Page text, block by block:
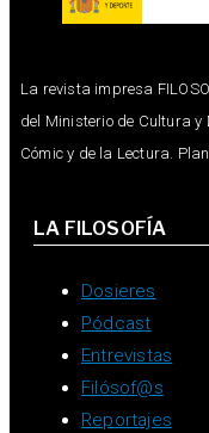
La revista impresa
del Ministerio de Cultura y
Cómic y de la Lectura.
LA FILOSOFÍA
Dosieres
Pódcast
Entrevistas
Filósof@s
Reportajes